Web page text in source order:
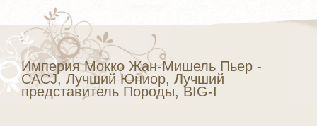
Империя Мокко Жан-Мишель Пьер -
САСJ, Лучший Юниор, Лучший
представитель Породы, BIG-I